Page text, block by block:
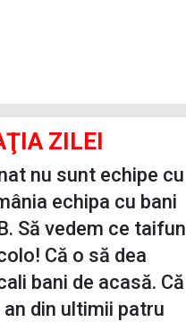
ZILEI
nu sunt echipe cu
echipa cu bani
Să vedem ce taifun
Că o să dea
bani de acasă. Că
din ultimii patru